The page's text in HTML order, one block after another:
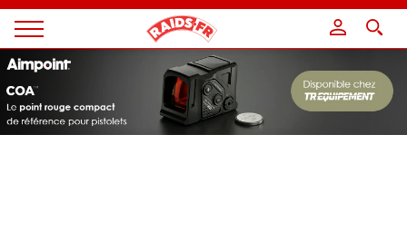
Magazine
Raids
Panneau de gestion des cookies